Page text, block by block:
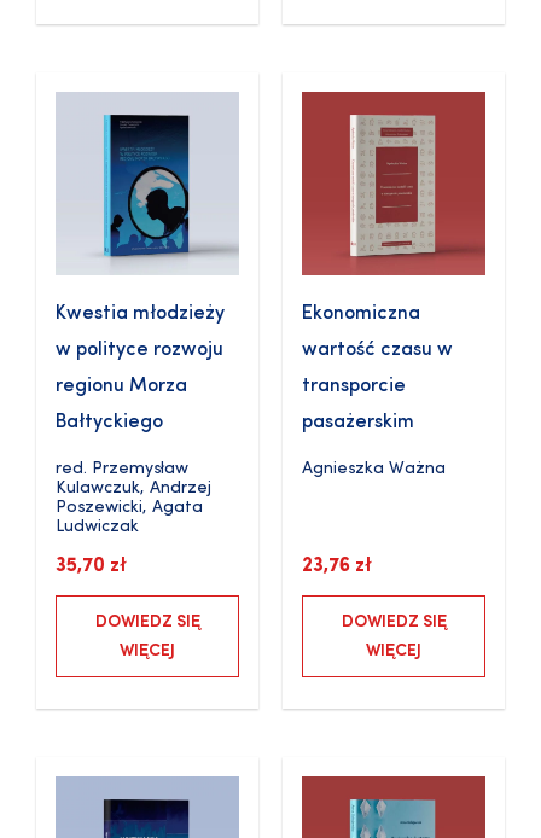
Kwestia młodzieży
w polityce rozwoju
regionu Morza
Bałtyckiego
red. Przemysław
Kulawczuk, Andrzej
Poszewicki, Agata
Ludwiczak
35,70 zł
DOWIEDZ SIĘ
WIĘCEJ
Ekonomiczna
wartość czasu w
transporcie
pasażerskim
Agnieszka Ważna
23,76 zł
DOWIEDZ SIĘ
WIĘCEJ